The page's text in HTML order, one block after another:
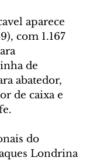
aparece
com 1.167
de
abatedor,
de caixa e
do
Londrina